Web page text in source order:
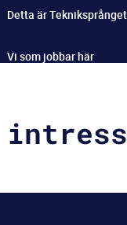
Detta är Tekniksprånget
Vi som jobbar här